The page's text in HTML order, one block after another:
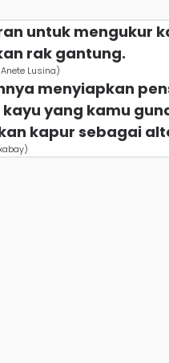
untuk mengukur
rak gantung.
Lusina)
menyiapkan
yang kamu
kapur sebagai